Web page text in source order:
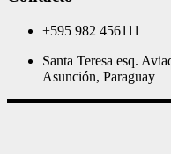
+595 982 456111
Santa Teresa esq.
Asunción, Paraguay